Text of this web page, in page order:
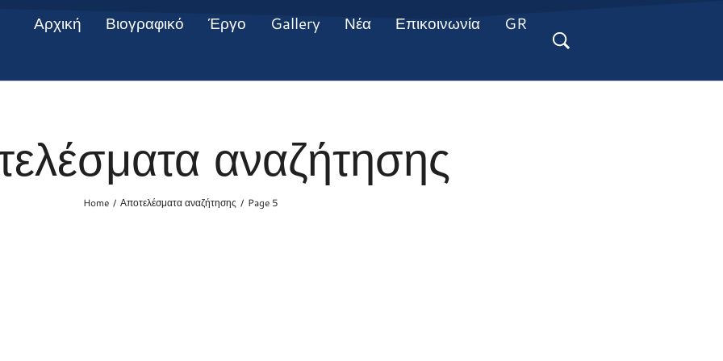
Αρχική Βιογραφικό Έργο Gallery Νέα Επικοινωνία GR
αναζήτησης
Home / Αποτελέσματα αναζήτησης / Page 5